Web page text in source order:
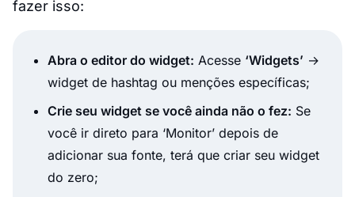
fazer isso:
Abra o editor do widget: Acesse ‘Widgets’ →
widget de hashtag ou menções específicas;
Crie seu widget se você ainda não o fez: Se
você ir direto para ‘Monitor’ depois de
adicionar sua fonte, terá que criar seu widget
do zero;